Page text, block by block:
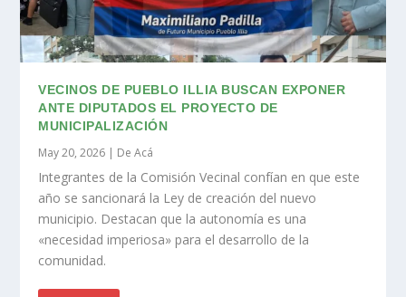
VECINOS DE PUEBLO ILLIA BUSCAN EXPONER
ANTE DIPUTADOS EL PROYECTO DE
MUNICIPALIZACIÓN
May 20, 2026 | De Acá
Integrantes de la Comisión Vecinal confían en que este
año se sancionará la Ley de creación del nuevo
municipio. Destacan que la autonomía es una
«necesidad imperiosa» para el desarrollo de la
comunidad.